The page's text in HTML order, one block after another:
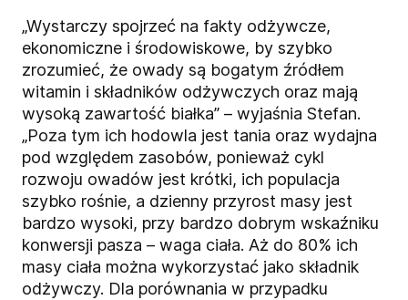
„Wystarczy spojrzeć na fakty odżywcze,
ekonomiczne i środowiskowe, by szybko
zrozumieć, że owady są bogatym źródłem
witamin i składników odżywczych oraz mają
wysoką zawartość białka” – wyjaśnia Stefan.
„Poza tym ich hodowla jest tania oraz wydajna
pod względem zasobów, ponieważ cykl
rozwoju owadów jest krótki, ich populacja
szybko rośnie, a dzienny przyrost masy jest
bardzo wysoki, przy bardzo dobrym wskaźniku
konwersji pasza – waga ciała. Aż do 80% ich
masy ciała można wykorzystać jako składnik
odżywczy. Dla porównania w przypadku